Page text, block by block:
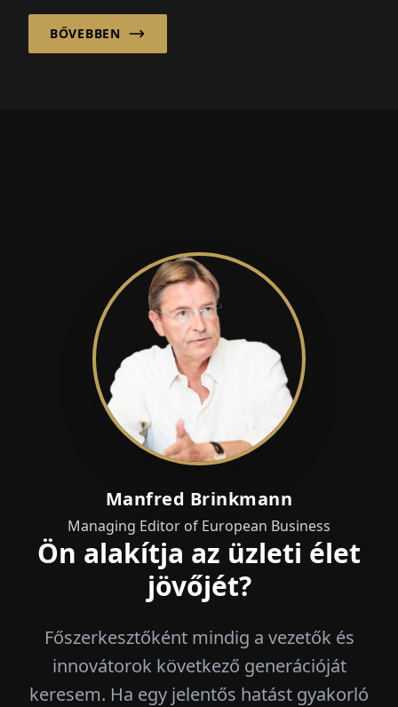
hosszú távú vagyonbiztosítás jelentősége.
BŐVEBBEN
Manfred Brinkmann
Managing Editor of European Business
Ön alakítja az üzleti élet
jövőjét?
Főszerkesztőként mindig a vezetők és
innovátorok következő generációját
keresem. Ha egy jelentős hatást gyakorló